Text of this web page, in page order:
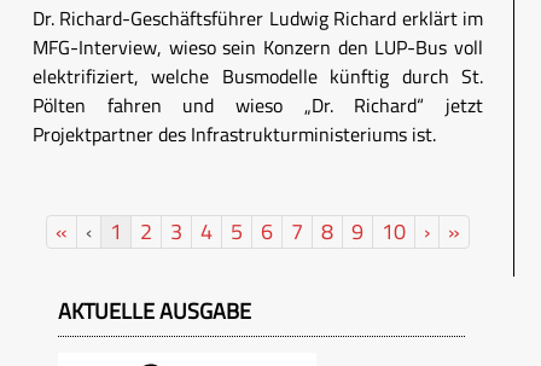
Dr. Richard-Geschäftsführer Ludwig Richard erklärt im
MFG-Interview, wieso sein Konzern den LUP-Bus voll
elektrifiziert, welche Busmodelle künftig durch St.
Pölten fahren und wieso „Dr. Richard“ jetzt
Projektpartner des Infrastrukturministeriums ist.
« ‹ 1 2 3 4 5 6 7 8 9 10 › »
AKTUELLE AUSGABE